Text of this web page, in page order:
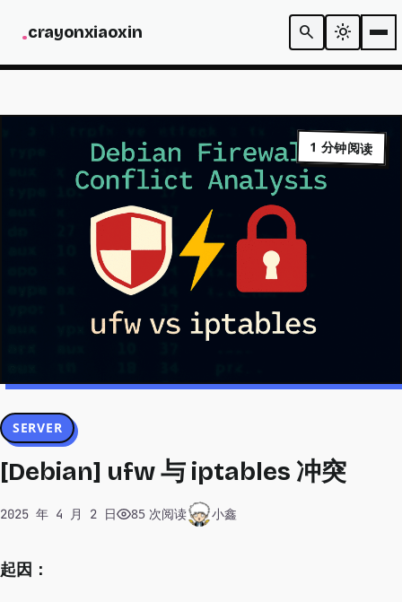
.crayonxiaoxin search light_mode
1 分钟阅读
SERVER
[Debian] ufw 与 iptables 冲突
2025 年 4 月 2 日 85 次阅读 小鑫
起因：